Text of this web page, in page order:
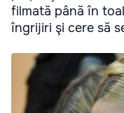
filmată până în
îngrijiri şi cere să